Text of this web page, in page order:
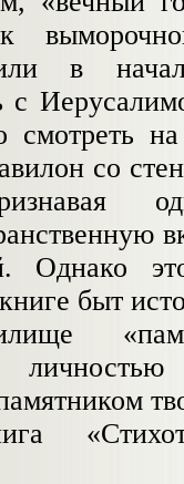
в
с
смотреть
со
Однако
быт
личностью